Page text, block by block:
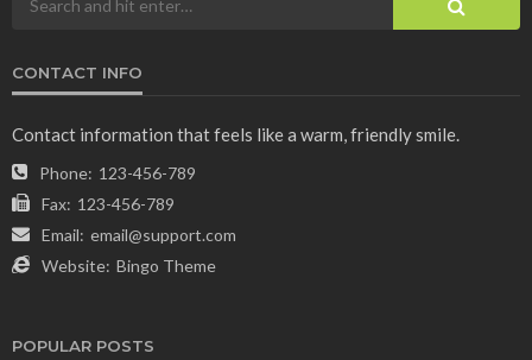
CONTACT INFO
Contact information that feels like a warm, friendly smile.
Phone: 123-456-789
Fax: 123-456-789
Email: email@support.com
Website: Bingo Theme
POPULAR POSTS